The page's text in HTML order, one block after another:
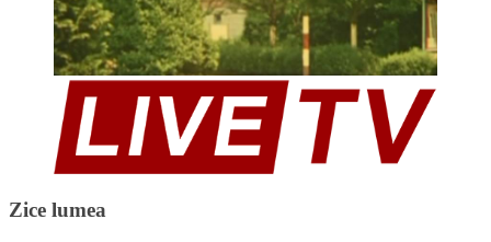
Zice lumea